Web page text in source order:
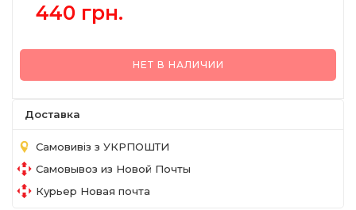
440 грн.
НЕТ В НАЛИЧИИ
Доставка
Самовивіз з УКРПОШТИ
Самовывоз из Новой Почты
Курьер Новая почта